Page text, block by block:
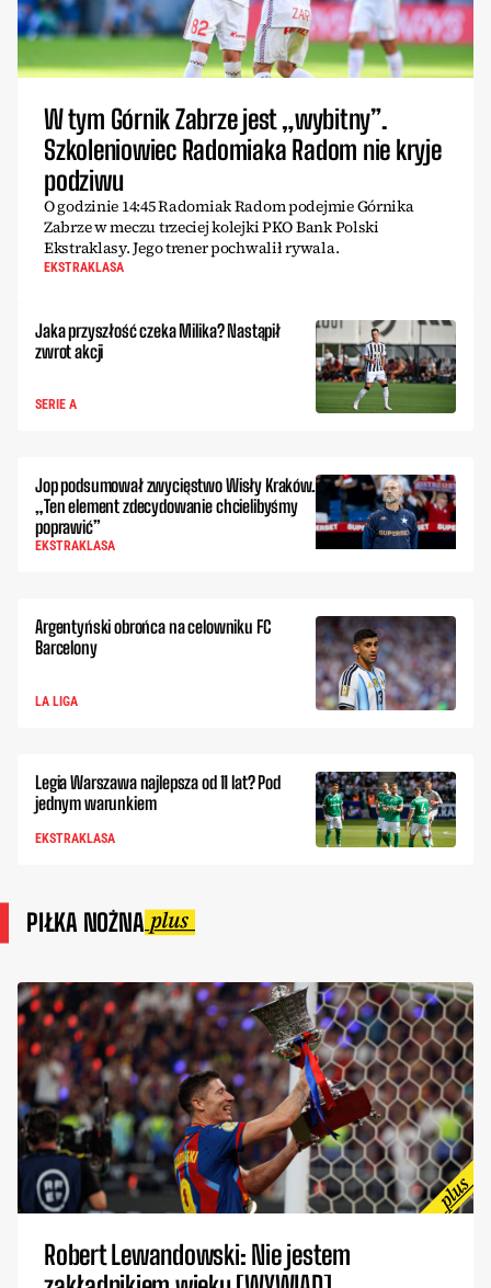
W tym Górnik Zabrze jest „wybitny”.
Szkoleniowiec Radomiaka Radom nie kryje
podziwu
O godzinie 14:45 Radomiak Radom podejmie Górnika
Zabrze w meczu trzeciej kolejki PKO Bank Polski
Ekstraklasy. Jego trener pochwalił rywala.
EKSTRAKLASA
Jaka przyszłość czeka Milika? Nastąpił
zwrot akcji
SERIE A
Jop podsumował zwycięstwo Wisły Kraków.
„Ten element zdecydowanie chcielibyśmy
poprawić”
EKSTRAKLASA
Argentyński obrońca na celowniku FC
Barcelony
LA LIGA
Legia Warszawa najlepsza od 11 lat? Pod
jednym warunkiem
EKSTRAKLASA
PIŁKA NOŻNA
Robert Lewandowski: Nie jestem